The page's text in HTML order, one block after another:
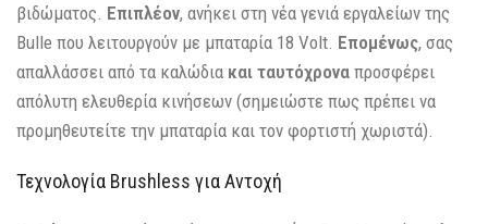
βιδώματος. Επιπλέον, ανήκει στη νέα γενιά εργαλείων της
Bulle που λειτουργούν με μπαταρία 18 Volt. Επομένως, σας
απαλλάσσει από τα καλώδια και ταυτόχρονα προσφέρει
απόλυτη ελευθερία κινήσεων (σημειώστε πως πρέπει να
προμηθευτείτε την μπαταρία και τον φορτιστή χωριστά).
Τεχνολογία Brushless για Αντοχή